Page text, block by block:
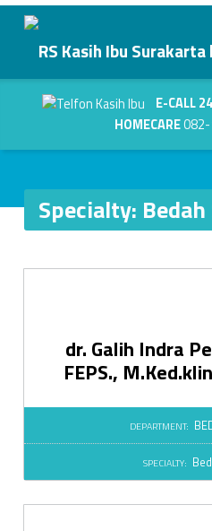
Bedah Saraf - RS Kasih Ibu Surakarta
Kasih Dalam Pelayanan
Header info sidebar
E-CALL
HOMECARE
Specialty:
l
dr. Galih Indra
FEPS.,
DEPARTMENT:
SPECIALTY: